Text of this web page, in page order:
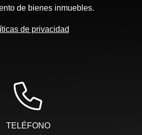
de bienes inmuebles.
de privacidad
TELÉFONO